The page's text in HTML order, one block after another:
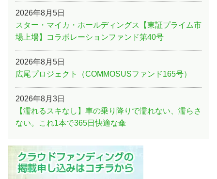
2026年8月5日
スター・マイカ・ホールディングス【東証プライム市
場上場】コラボレーションファンド第40号
2026年8月5日
広尾プロジェクト（COMMOSUSファンド165号）
2026年8月3日
【濡れるスキなし】車の乗り降りで濡れない、濡らさ
ない。これ1本で365日快適な傘